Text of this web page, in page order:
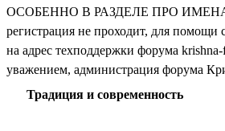
ОСОБЕННО В РАЗДЕЛЕ ПРО
регистрация не проходит, для помощи
на адрес техподдержки форума
уважением, администрация форума
Традиция и современность